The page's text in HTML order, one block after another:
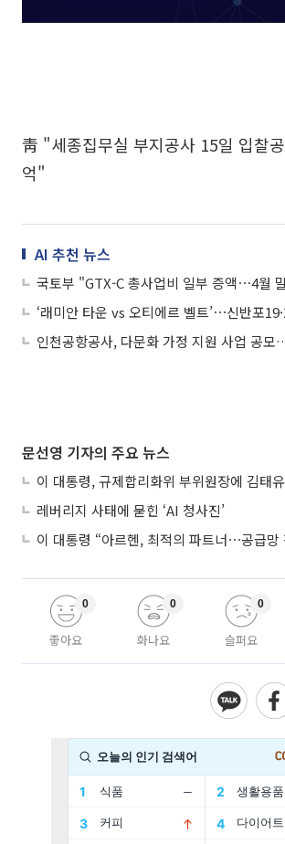
靑 "세종집무실 부지공사 15일 입찰
억"
AI 추천 뉴스
문선영 기자의 주요 뉴스
레버리지 사태에 묻힌 ‘AI 청사진’
좋아요
0
화나요
0
슬퍼요
0